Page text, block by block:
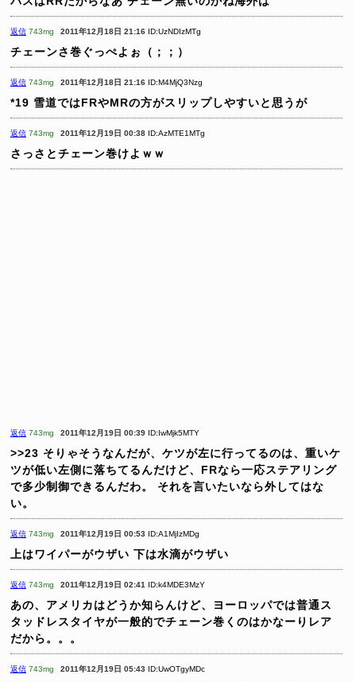
返信 743mg 2011年12月18日 21:16 ID:UzNDIzMTg
チェーンさ巻ぐっぺよぉ（；；）
返信 743mg 2011年12月18日 21:16 ID:M4MjQ3Nzg
*19 雪道ではFRやMRの方がスリップしやすいと思うが
返信 743mg 2011年12月19日 00:38 ID:AzMTE1MTg
さっさとチェーン巻けよｗｗ
返信 743mg 2011年12月19日 00:39 ID:IwMjk5MTY
>>23 そりゃそうなんだが、ケツが左に行ってるのは、重いケ
ツが低い左側に落ちてるんだけど、FRなら一応ステアリング
で多少制御できるんだわ。
それを言いたいなら外してはな
い。
返信 743mg 2011年12月19日 00:53 ID:A1MjIzMDg
上はワイパーがウザい 下は水滴がウザい
返信 743mg 2011年12月19日 02:41 ID:k4MDE3MzY
あの、アメリカはどうか知らんけど、ヨーロッパでは普通ス
タッドレスタイヤが一般的でチェーン巻くのはかなーりレア
だから。。。
返信 743mg 2011年12月19日 05:43 ID:UwOTgyMDc